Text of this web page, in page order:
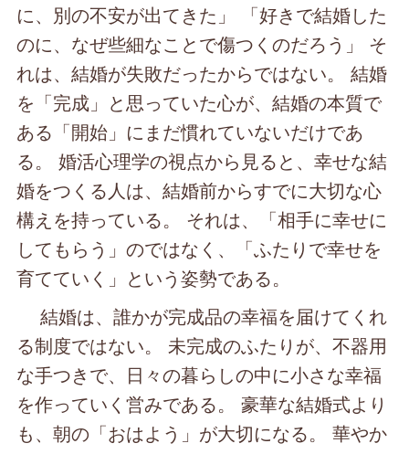
に、別の不安が出てきた」 「好きで結婚した
のに、なぜ些細なことで傷つくのだろう」 そ
れは、結婚が失敗だったからではない。 結婚
を「完成」と思っていた心が、結婚の本質で
ある「開始」にまだ慣れていないだけであ
る。 婚活心理学の視点から見ると、幸せな結
婚をつくる人は、結婚前からすでに大切な心
構えを持っている。 それは、「相手に幸せに
してもらう」のではなく、「ふたりで幸せを
育てていく」という姿勢である。
結婚は、誰かが完成品の幸福を届けてくれ
る制度ではない。 未完成のふたりが、不器用
な手つきで、日々の暮らしの中に小さな幸福
を作っていく営みである。 豪華な結婚式より
も、朝の「おはよう」が大切になる。 華やか